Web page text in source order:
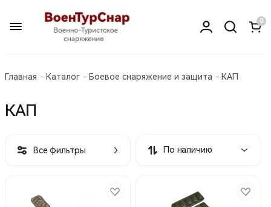
0
Главная Каталог Боевое снаряжение и защита КАП
КАП
Все фильтры По наличию